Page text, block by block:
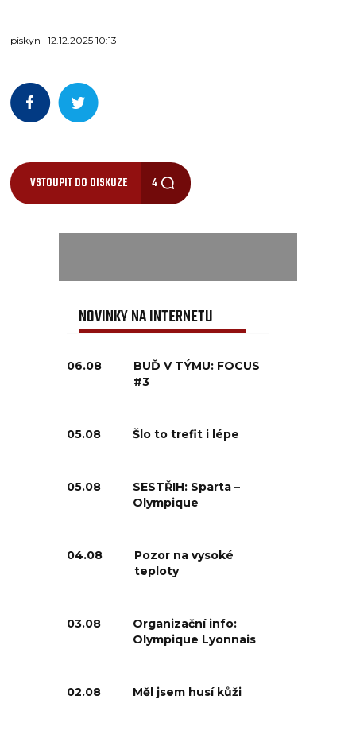
piskyn | 12.12.2025 10:13
VSTOUPIT DO DISKUZE 4
NOVINKY NA INTERNETU
06.08
BUĎ V TÝMU: FOCUS
#3
05.08 Šlo to trefit i lépe
05.08
SESTŘIH: Sparta –
Olympique
04.08
Pozor na vysoké
teploty
03.08
Organizační info:
Olympique Lyonnais
02.08 Měl jsem husí kůži